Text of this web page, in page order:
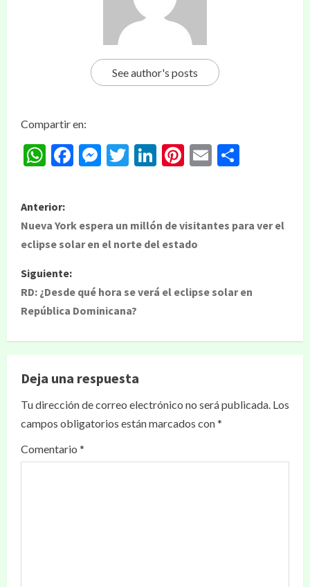
See author's posts
Compartir en:
WhatsApp
Facebook
Messenger
Twitter
LinkedIn
Pinterest
Email
Anterior:
Nueva York espera un millón de visitantes para ver el
eclipse solar en el norte del estado
Siguiente:
RD: ¿Desde qué hora se verá el eclipse solar en
República Dominicana?
Deja una respuesta
Tu dirección de correo electrónico no será publicada. Los
campos obligatorios están marcados con*
Comentario *